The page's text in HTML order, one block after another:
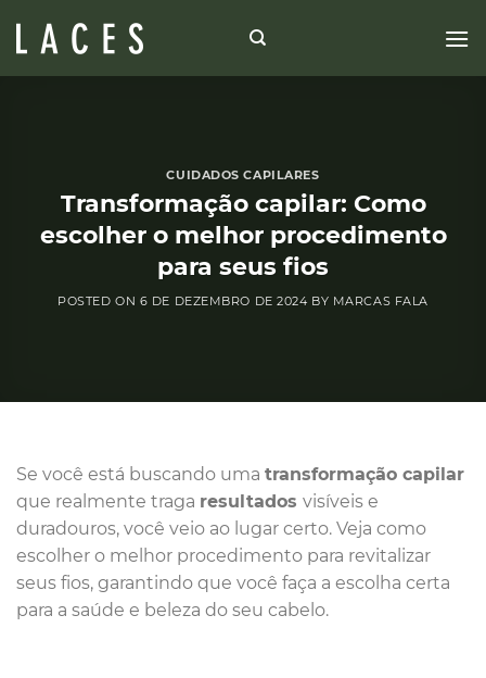
CUIDADOS CAPILARES
Transformação capilar: Como
escolher o melhor procedimento
para seus fios
POSTED ON 6 DE DEZEMBRO DE 2024 BY MARCAS FALA
Se você está buscando uma transformação capilar
que realmente traga resultados visíveis e
duradouros, você veio ao lugar certo. Veja como
escolher o melhor procedimento para revitalizar
seus fios, garantindo que você faça a escolha certa
para a saúde e beleza do seu cabelo.